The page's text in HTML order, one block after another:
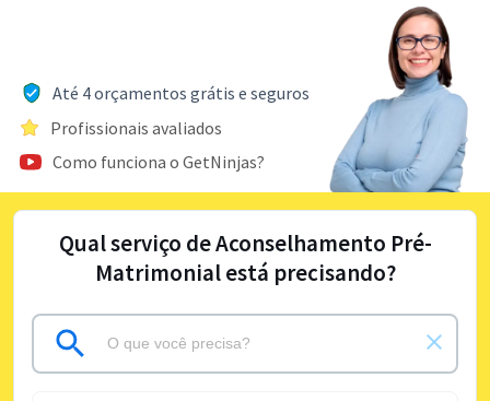
Até 4 orçamentos grátis e seguros
Profissionais avaliados
Como funciona o GetNinjas?
Qual serviço de Aconselhamento Pré-
Matrimonial está precisando?